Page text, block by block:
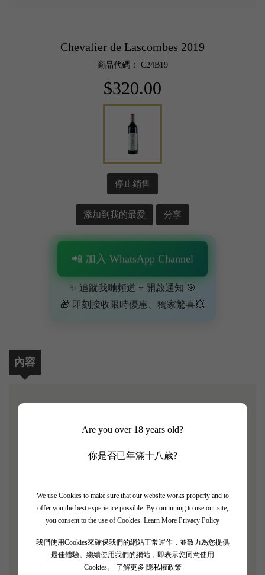
Are you over 18 years old?
你是否已年滿十八歲?
We use Cookies to make sure that our website works properly and to
offer you the best experience possible. By continuing to use our site,
you consent to the use of Cookies. Learn More Privacy Policy
我們使用Cookies來確保我們的網站正常運作，並致力為您提供
最佳體驗。繼續使用我們的網站，即表示您同意使用
Cookies。
了解更多 隱私權政策
Chevalier de Lascombes 2019
商品代碼： C24B19
$320.00
停止銷售
添加到我的最愛 分享
📲 加入 WhatsApp Channel
✨ 追蹤我哋頻道 + 開啟通知 🎯
🎁 即刻接收限時優惠、獨家驚喜💥
內容
多瑪歌地區的列級酒莊，於1855年被評為二級酒莊。
Lascombes所生產的副牌酒，被譽為是年輕的騎士！
「Chevalier de Lascombes 2019擁有雪松、煙草和黑加
中等，精緻而亮麗。」－James Suckling